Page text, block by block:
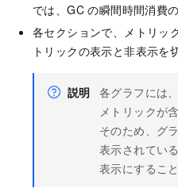
では、GC の瞬間時間消費
各セクションで、メトリッ
トリックの表示と非表示を
説明 各グラフには
メトリックが
そのため、グ
表示されてい
表示にするこ